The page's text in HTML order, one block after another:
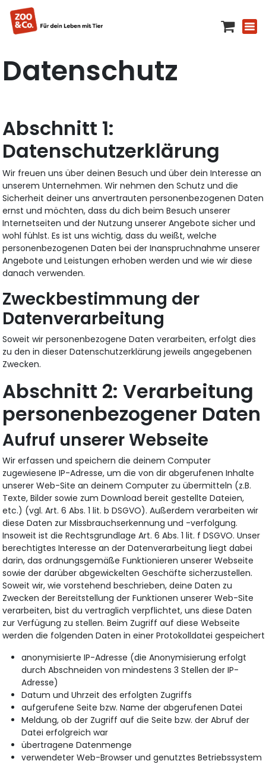
Datenschutz
Datenschutzerklärung
Wir freuen uns über deinen Besuch und über dein Interesse an
unserem Unternehmen. Wir nehmen den Schutz und die
Sicherheit deiner uns anvertrauten personenbezogenen Daten
ernst und möchten, dass du dich beim Besuch unserer
Internetseiten und der Nutzung unserer Angebote sicher und
wohl fühlst. Es ist uns wichtig, dass du weißt, welche
personenbezogenen Daten bei der Inanspruchnahme unserer
Angebote und Leistungen erhoben werden und wie wir diese
danach verwenden.
Zweckbestimmung der
Datenverarbeitung
Soweit wir personenbezogene Daten verarbeiten, erfolgt dies
zu den in dieser Datenschutzerklärung jeweils angegebenen
Zwecken.
Verarbeitung
personenbezogener Daten
Aufruf unserer Webseite
Wir erfassen und speichern die deinem Computer
zugewiesene IP-Adresse, um die von dir abgerufenen Inhalte
unserer Web-Site an deinem Computer zu übermitteln (z.B.
Texte, Bilder sowie zum Download bereit gestellte Dateien,
etc.) (vgl. Art. 6 Abs. 1 lit. b DSGVO). Außerdem verarbeiten wir
diese Daten zur Missbrauchserkennung und -verfolgung.
Insoweit ist die Rechtsgrundlage Art. 6 Abs. 1 lit. f DSGVO. Unser
berechtigtes Interesse an der Datenverarbeitung liegt dabei
darin, das ordnungsgemäße Funktionieren unserer Webseite
sowie der darüber abgewickelten Geschäfte sicherzustellen.
Soweit wir, wie vorstehend beschrieben, deine Daten zu
Zwecken der Bereitstellung der Funktionen unserer Web-Site
verarbeiten, bist du vertraglich verpflichtet, uns diese Daten
zur Verfügung zu stellen. Beim Zugriff auf diese Webseite
werden die folgenden Daten in einer Protokolldatei gespeichert
anonymisierte IP-Adresse (die Anonymisierung erfolgt
durch Abschneiden von mindestens 3 Stellen der IP-
Adresse)
Datum und Uhrzeit des erfolgten Zugriffs
aufgerufene Seite bzw. Name der abgerufenen Datei
Meldung, ob der Zugriff auf die Seite bzw. der Abruf der
Datei erfolgreich war
übertragene Datenmenge
verwendeter Web-Browser und genutztes Betriebssystem